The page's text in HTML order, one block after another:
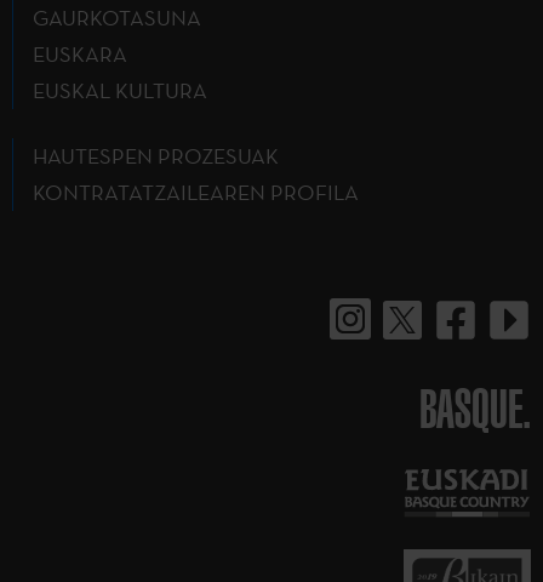
GAURKOTASUNA
EUSKARA
EUSKAL KULTURA
HAUTESPEN PROZESUAK
KONTRATATZAILEAREN PROFILA
BASQUE.